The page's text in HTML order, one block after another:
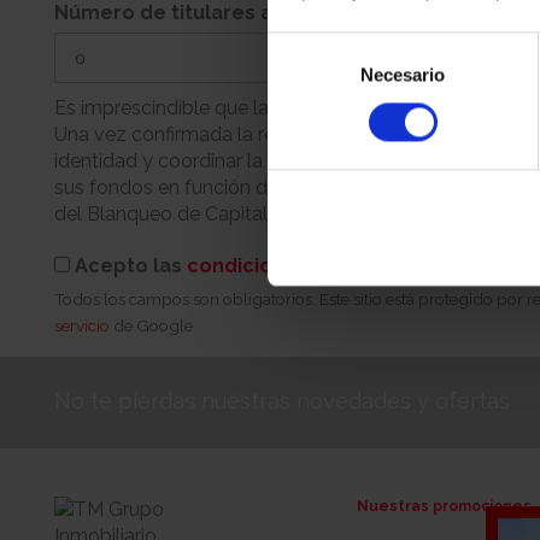
consentimiento
Necesario
Número de titulares adicionales
Es imprescindible que la persona que realiza la
Una vez confirmada la reserva, nuestro equipo se
identidad y coordinar la cita para la firma. Recuerde
sus fondos en función de su condición (persona
del Blanqueo de Capitales.
Acepto las condiciones de reserva
Todos los campos son obligatorios. Este sitio está protegido por
servicio de Google
Nuestras promociones